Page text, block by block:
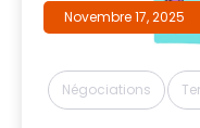
Novembre 17, 2025
Négociations